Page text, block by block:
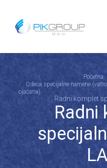
Početna
Odeća specijalne namene
ojačana)
Radni komplet
Radni